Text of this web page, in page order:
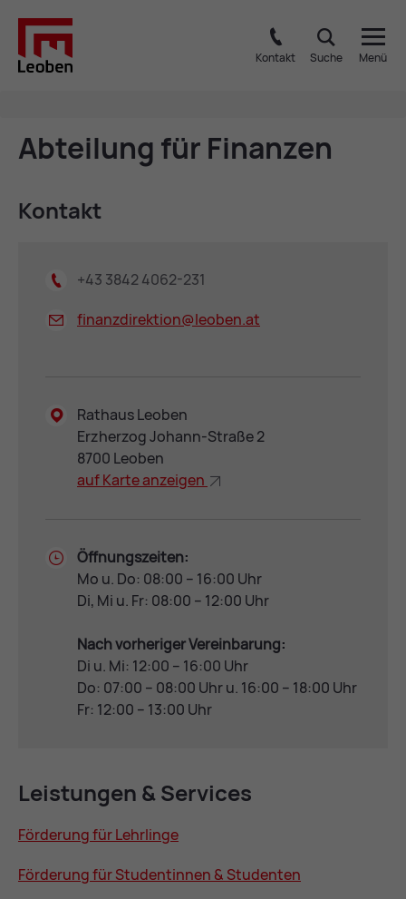
Kontakt Suche Menü
Ab­tei­lung für Fi­nan­zen
Kon­takt
+43 3842 4062-231
finanzdirektion@leoben.at
Rathaus Leoben
Erzherzog Johann-Straße 2
8700 Leoben
auf Kar­te an­zei­gen
Öffnungszeiten:
Mo u. Do: 08:00 – 16:00 Uhr
Di, Mi u. Fr: 08:00 – 12:00 Uhr
Nach vorheriger Vereinbarung:
Di u. Mi: 12:00 – 16:00 Uhr
Do: 07:00 – 08:00 Uhr u. 16:00 – 18:00 Uhr
Fr: 12:00 – 13:00 Uhr
Leis­tun­gen & Ser­vices
För­de­rung für Lehr­lin­ge
För­de­rung für Stu­den­tin­nen & Stu­den­ten